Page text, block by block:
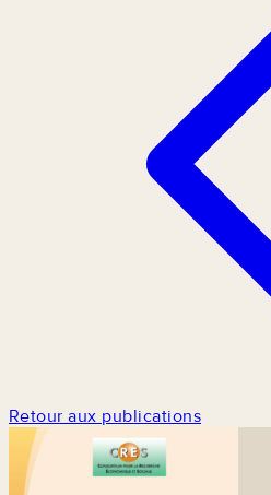
Retour aux publications